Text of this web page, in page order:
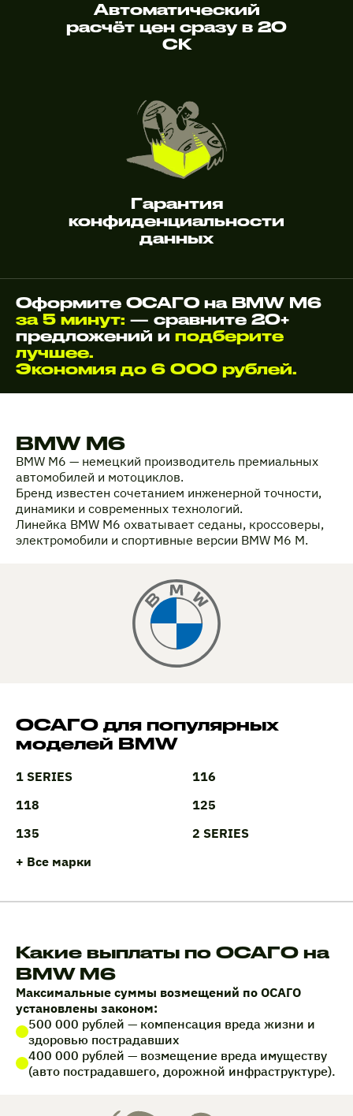
Автоматический
расчёт цен сразу в 20
СК
Гарантия
конфиденциальности
данных
Оформите ОСАГО на BMW M6
за 5 минут: — сравните 20+
предложений и подберите
лучшее.
Экономия до 6 000 рублей.
BMW M6
BMW M6 — немецкий производитель премиальных
автомобилей и мотоциклов.
Бренд известен сочетанием инженерной точности,
динамики и современных технологий.
Линейка BMW M6 охватывает седаны, кроссоверы,
электромобили и спортивные версии BMW M6 M.
ОСАГО для популярных
моделей BMW
1 SERIES
116
118
125
135
2 SERIES
+ Все марки
Какие выплаты по ОСАГО на
BMW M6
Максимальные суммы возмещений по ОСАГО
установлены законом:
500 000 рублей — компенсация вреда жизни и
здоровью пострадавших
400 000 рублей — возмещение вреда имуществу
(авто пострадавшего, дорожной инфраструктуре).